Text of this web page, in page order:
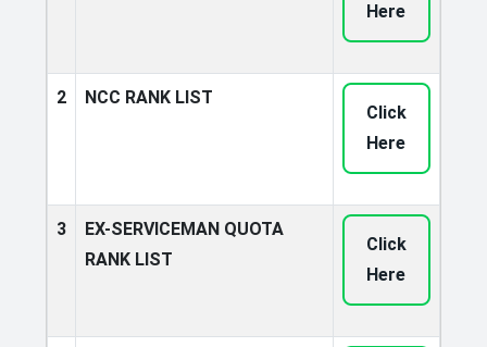
Here
2 NCC RANK LIST
Click
Here
3
EX-SERVICEMAN QUOTA
RANK LIST
Click
Here